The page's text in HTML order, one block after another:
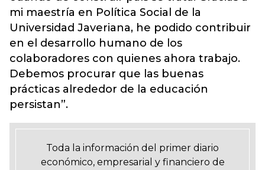
mi maestría en Política Social de la
Universidad Javeriana, he podido contribuir
en el desarrollo humano de los
colaboradores con quienes ahora trabajo.
Debemos procurar que las buenas
prácticas alrededor de la educación
persistan”.
Toda la información del primer diario
económico, empresarial y financiero de